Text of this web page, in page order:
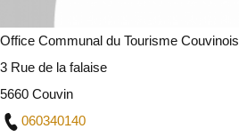
Office Communal du Tourisme Couvinois
3 Rue de la falaise
5660 Couvin
060340140